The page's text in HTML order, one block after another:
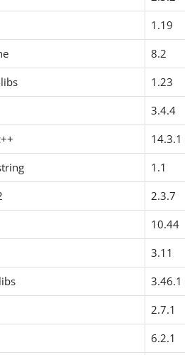
1.19
8.2
1.23
3.4.4
14.3.1
1.1
2.3.7
10.44
3.11
3.46.1
2.7.1
6.2.1